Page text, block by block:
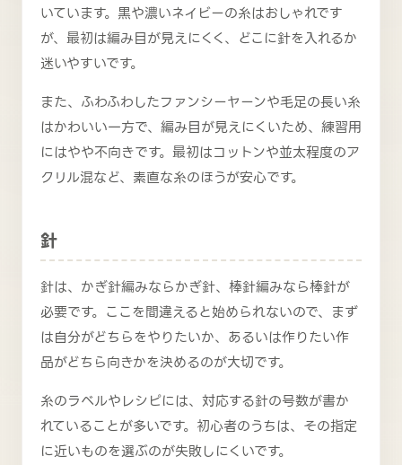
いています。黒や濃いネイビーの糸はおしゃれです
が、最初は編み目が見えにくく、どこに針を入れるか
迷いやすいです。
また、ふわふわしたファンシーヤーンや毛足の長い糸
はかわいい一方で、編み目が見えにくいため、練習用
にはやや不向きです。最初はコットンや並太程度のア
クリル混など、素直な糸のほうが安心です。
針
針は、かぎ針編みならかぎ針、棒針編みなら棒針が
必要です。ここを間違えると始められないので、まず
は自分がどちらをやりたいか、あるいは作りたい作
品がどちら向きかを決めるのが大切です。
糸のラベルやレシピには、対応する針の号数が書か
れていることが多いです。初心者のうちは、その指定
に近いものを選ぶのが失敗しにくいです。